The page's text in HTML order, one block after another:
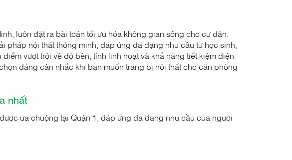
luôn đặt ra bài toán tối ưu hóa không gian sống cho cư dân.
pháp nội thất thông minh, đáp ứng đa dạng nhu cầu từ học sinh,
vượt trội về độ bền, tính linh hoạt và khả năng tiết kiệm diện
đáng cân nhắc khi bạn muốn trang bị nội thất cho căn phòng
nhất
ưa chuộng tại Quận 1, đáp ứng đa dạng nhu cầu của người